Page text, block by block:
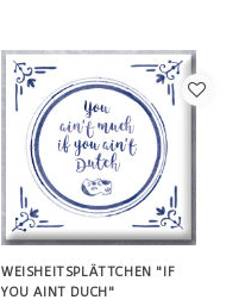
WEISHEITSPLÄTTCHEN "IF
YOU AINT DUCH"